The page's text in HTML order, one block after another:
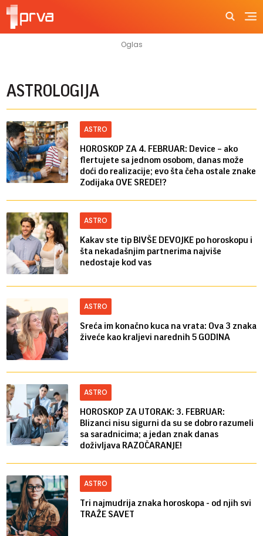
ASTROLOGIJA
ASTRO
HOROSKOP ZA 4. FEBRUAR: Device – ako
flertujete sa jednom osobom, danas može
doći do realizacije; evo šta čeha ostale znake
Zodijaka OVE SREDE!?
ASTRO
Kakav ste tip BIVŠE DEVOJKE po horoskopu i
šta nekadašnjim partnerima najviše
nedostaje kod vas
ASTRO
Sreća im konačno kuca na vrata: Ova 3 znaka
živeće kao kraljevi narednih 5 GODINA
ASTRO
HOROSKOP ZA UTORAK: 3. FEBRUAR:
Blizanci nisu sigurni da su se dobro razumeli
sa saradnicima; a jedan znak danas
doživljava RAZOČARANJE!
ASTRO
Tri najmudrija znaka horoskopa - od njih svi
TRAŽE SAVET